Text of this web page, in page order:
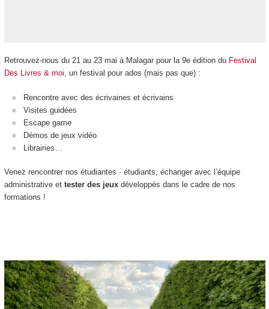
Retrouvez-nous du 21 au 23 mai à Malagar pour la 9eédition du Festival
Des Livres & moi, un festival pour ados (mais pas que) :
Rencontre avec des écrivaines et écrivains
Visites guidées
Escape game
Démos de jeux vidéo
Librairies…
Venez rencontrer nos étudiantes · étudiants, échanger avec l’équipe
administrative et tester des jeux développés dans le cadre de nos
formations !